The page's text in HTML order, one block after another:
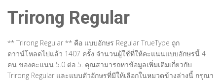
Trirong Regular
** Trirong Regular ** คือ แบบอักษร Regular TrueType ถูก
ดาวน์โหลดไปแล้ว 1407 ครั้ง จำนวนผู้ใช้ที่ให้คะแนนแบบอักษรนี้ 4
คน ของคะแนน 5.0 ต่อ 5. คุณสามารถหาข้อมูลเพิ่มเติมเกี่ยวกับ
Trirong Regular และแบบตัวอักษรที่มีให้เลือกในหมวดข้างล่างนี้ กรุณา